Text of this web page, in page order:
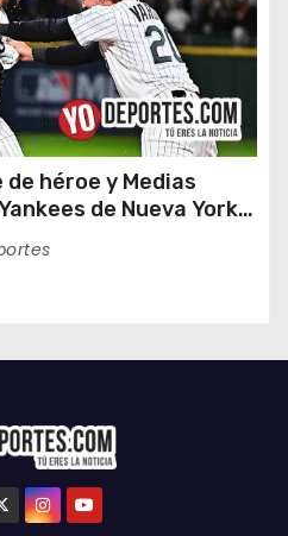
héroe y Medias
de Nueva York